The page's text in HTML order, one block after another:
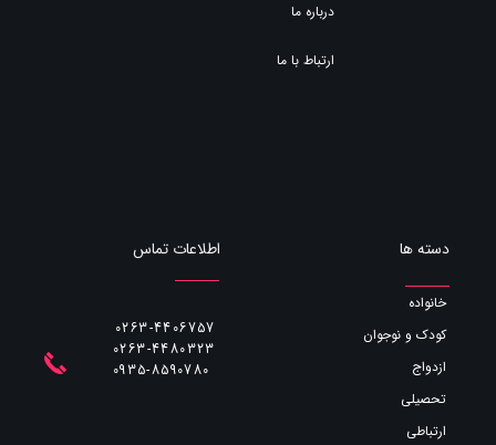
خانواده
کودک و نوجوان
ازدواج
تحصیلی
ارتباطی
دسته ها اطلاعات تماس
0263-4406757
0263-4480323
درباره ما
ارتباط با ما